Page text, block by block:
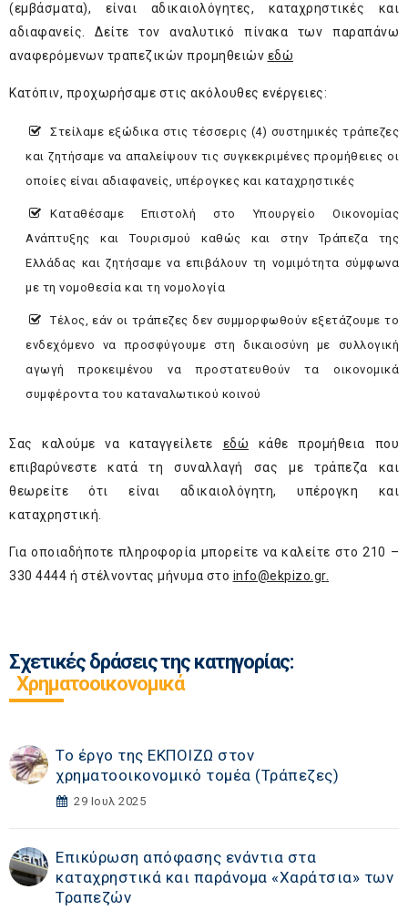
(εμβάσματα), είναι αδικαιολόγητες, καταχρηστικές και
αδιαφανείς. Δείτε τον αναλυτικό πίνακα των παραπάνω
αναφερόμενων τραπεζικών προμηθειών εδώ
Κατόπιν, προχωρήσαμε στις ακόλουθες ενέργειες:
Στείλαμε εξώδικα στις τέσσερις (4) συστημικές τράπεζες
και ζητήσαμε να απαλείψουν τις συγκεκριμένες προμήθειες οι
οποίες είναι αδιαφανείς, υπέρογκες και καταχρηστικές
Καταθέσαμε Επιστολή στο Υπουργείο Οικονομίας
Ανάπτυξης και Τουρισμού καθώς και στην Τράπεζα της
Ελλάδας και ζητήσαμε να επιβάλουν τη νομιμότητα σύμφωνα
με τη νομοθεσία και τη νομολογία
Τέλος, εάν οι τράπεζες δεν συμμορφωθούν εξετάζουμε το
ενδεχόμενο να προσφύγουμε στη δικαιοσύνη με συλλογική
αγωγή προκειμένου να προστατευθούν τα οικονομικά
συμφέροντα του καταναλωτικού κοινού
Σας καλούμε να καταγγείλετε εδώ κάθε προμήθεια που
επιβαρύνεστε κατά τη συναλλαγή σας με τράπεζα και
θεωρείτε ότι είναι αδικαιολόγητη, υπέρογκη και
καταχρηστική.
Για οποιαδήποτε πληροφορία μπορείτε να καλείτε στο 210 –
330 4444 ή στέλνοντας μήνυμα στο info@ekpizo.gr.
Σχετικές δράσεις της κατηγορίας:
Χρηματοοικονομικά
Το έργο της ΕΚΠΟΙΖΩ στον
χρηματοοικονομικό τομέα (Τράπεζες)
29 Ιουλ 2025
Επικύρωση απόφασης ενάντια στα
καταχρηστικά και παράνομα «Χαράτσια» των
Τραπεζών